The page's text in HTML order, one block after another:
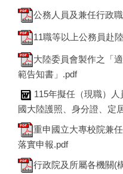
公務人員及兼任行政
11職等以上公務員赴
大陸委員會製作之「
範告知書」.pdf
115年擬任（現職）
國大陸護照、身分證、定
重申國立大專校院兼
落實申報.pdf
行政院及所屬各機關(